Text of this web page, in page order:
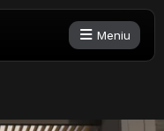
Meniu